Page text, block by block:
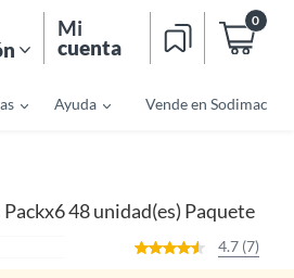
Mi
cuenta
0
Ayuda Vende en Sodimac
48 unidad(es) Paquete
4.7 (7)